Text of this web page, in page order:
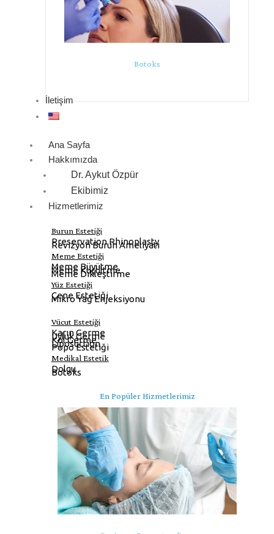
Botoks
İletişim
Ana Sayfa
Hakkımızda
Dr. Aykut Özpür
Ekibimiz
Hizmetlerimiz
Burun Estetiği
Preservation Rhinoplasty
Revizyon Burun Ameliyatı
Meme Estetiği
Meme Büyütme
Meme Küçültme
Meme Dikleştirme
Yüz Estetiği
Çene Estetiği
Mikro Yağ Enjeksiyonu
Vücut Estetiği
Karın Germe
Uyluk Germe
Kol Germe
Liposuction
Popo Estetiği
Medikal Estetik
Dolgu
Botoks
En Popüler Hizmetlerimiz